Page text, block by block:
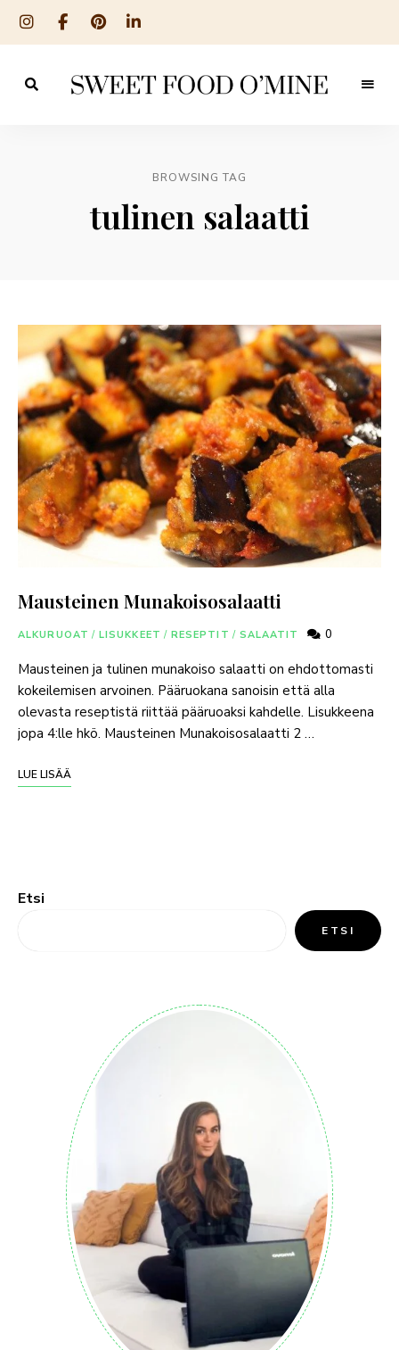
´Mine
BROWSING TAG
tulinen salaatti
Mausteinen Munakoisosalaatti
ALKURUOAT / LISUKKEET / RESEPTIT / SALAATIT 0
Mausteinen ja tulinen munakoiso salaatti on ehdottomasti
kokeilemisen arvoinen. Pääruokana sanoisin että alla
olevasta reseptistä riittää pääruoaksi kahdelle. Lisukkeena
jopa 4:lle hkö. Mausteinen Munakoisosalaatti 2 …
LUE LISÄÄ
Etsi
ETSI